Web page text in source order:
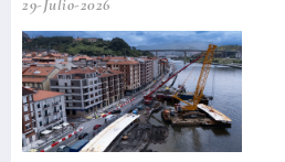
29-Julio-2026